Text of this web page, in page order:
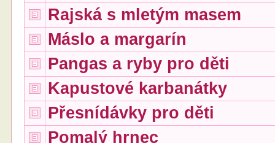
Rajská s mletým masem
Máslo a margarín
Pangas a ryby pro děti
Kapustové karbanátky
Přesnídávky pro děti
Pomalý hrnec